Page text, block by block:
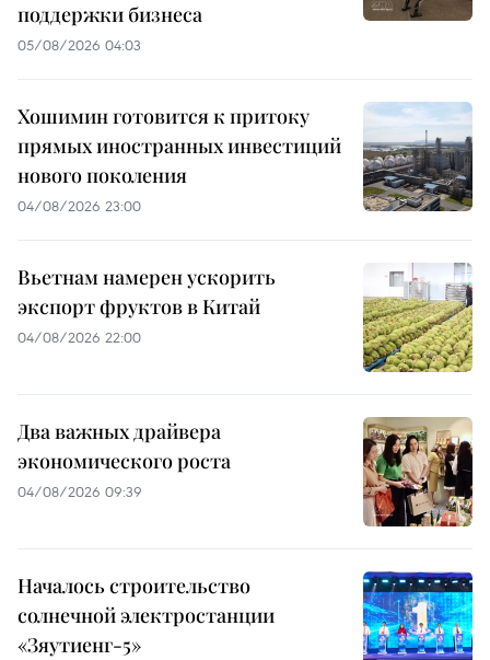
поддержки бизнеса
05/08/2026 04:03
Хошимин готовится к притоку
прямых иностранных инвестиций
нового поколения
04/08/2026 23:00
Вьетнам намерен ускорить
экспорт фруктов в Китай
04/08/2026 22:00
Два важных драйвера
экономического роста
04/08/2026 09:39
Началось строительство
солнечной электростанции
«Зяутиенг-5»